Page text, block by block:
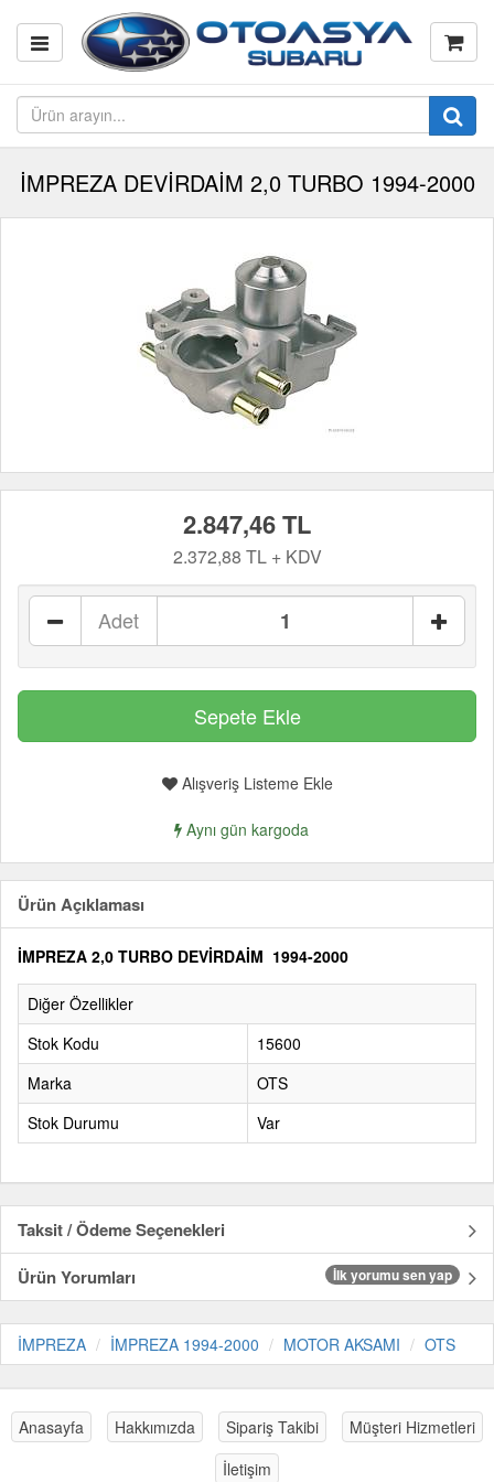
İMPREZA DEVİRDAİM 2,0 TURBO 1994-2000
2.847,46 TL
2.372,88 TL + KDV
Adet
Alışveriş Listeme Ekle
Aynı gün kargoda
Ürün Açıklaması
İMPREZA 2,0 TURBO DEVİRDAİM 1994-2000
Diğer Özellikler
Stok Kodu
15600
Marka
OTS
Stok Durumu
Var
Taksit / Ödeme Seçenekleri
Ürün Yorumları
İlk yorumu sen yap
İMPREZA İMPREZA 1994-2000 MOTOR AKSAMI OTS
Anasayfa Hakkımızda Sipariş Takibi
Müşteri Hizmetleri
İletişim